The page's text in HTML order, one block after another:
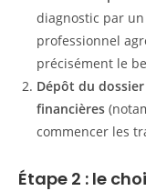
diagnostic par un
professionnel
précisément le
Dépôt du dossier
financières
commencer les
Étape 2 : le